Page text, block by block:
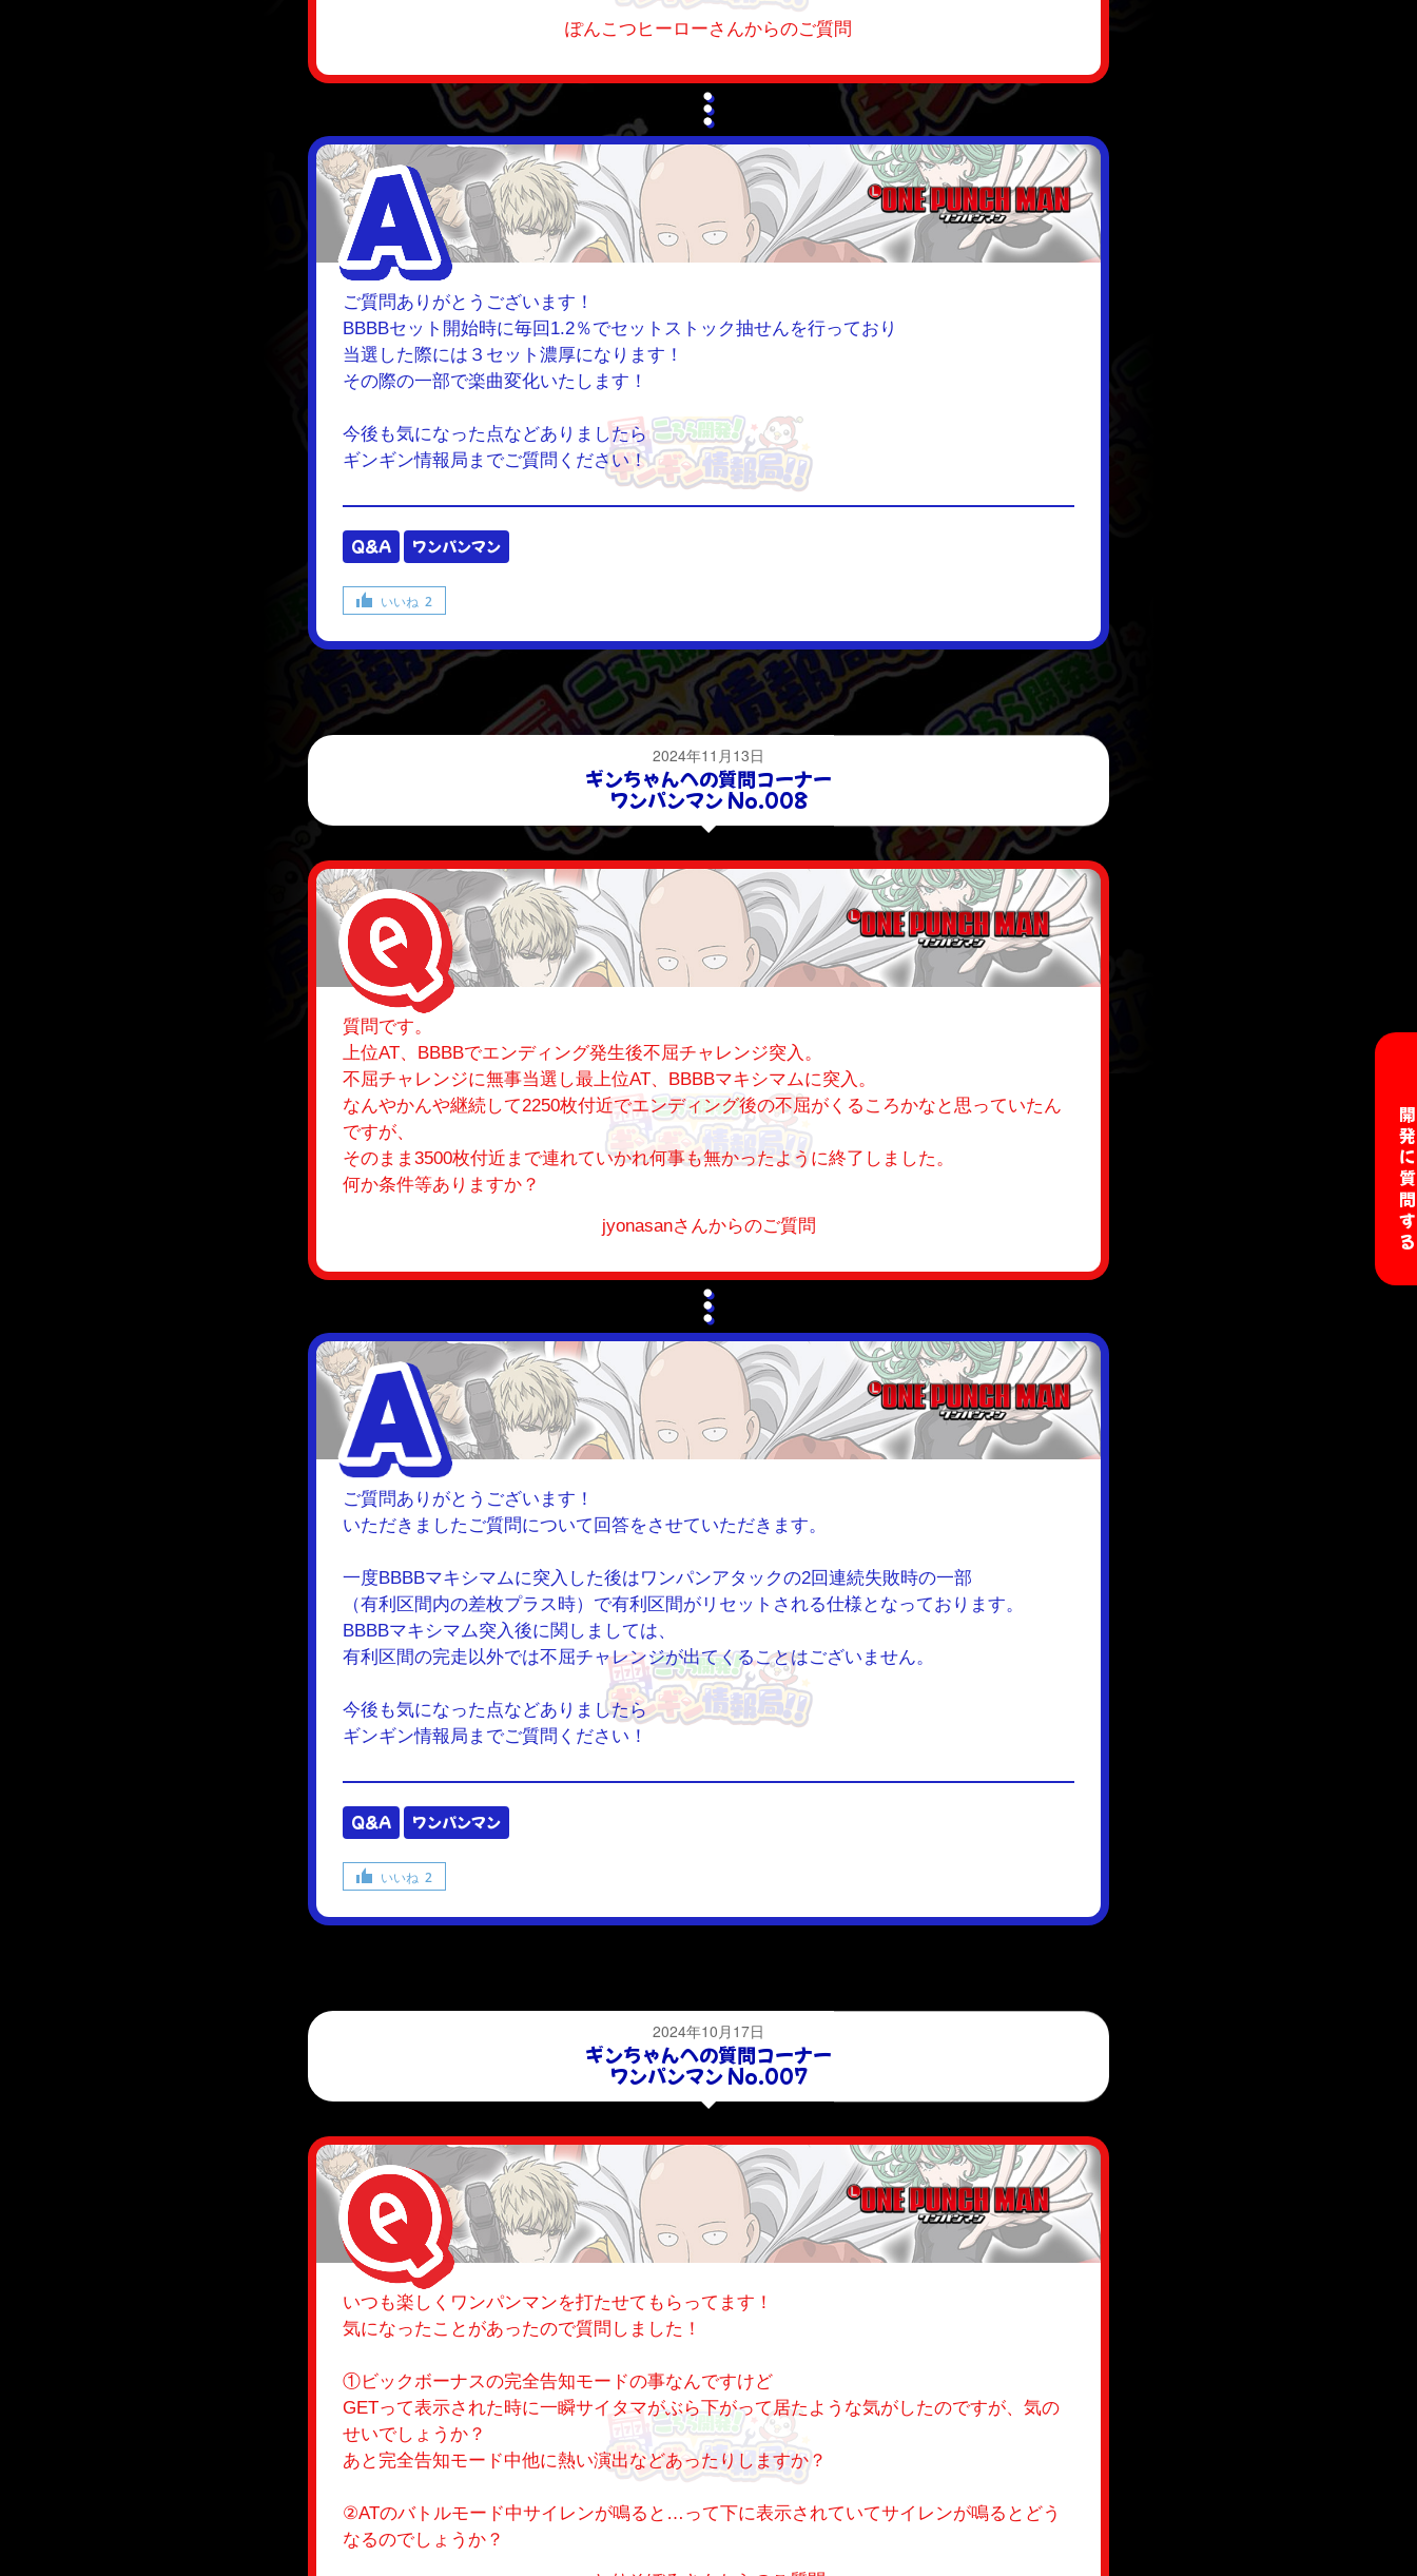
ぽんこつヒーローさんからのご質問
ご質問ありがとうございます！
BBBBセット開始時に毎回1.2％でセットストック抽せんを行っており
当選した際には３セット濃厚になります！
その際の一部で楽曲変化いたします！
今後も気になった点などありましたら
ギンギン情報局までご質問ください！
Q&A ワンパンマン
いいね 2
2024年11月13日
ギンちゃんへの質問コーナー
ワンパンマン No.008
質問です。
上位AT、BBBBでエンディング発生後不屈チャレンジ突入。
不屈チャレンジに無事当選し最上位AT、BBBBマキシマムに突入。
なんやかんや継続して2250枚付近でエンディング後の不屈がくるころかなと思っていたん
ですが、
そのまま3500枚付近まで連れていかれ何事も無かったように終了しました。
何か条件等ありますか？
jyonasanさんからのご質問
ご質問ありがとうございます！
いただきましたご質問について回答をさせていただきます。
一度BBBBマキシマムに突入した後はワンパンアタックの2回連続失敗時の一部
（有利区間内の差枚プラス時）で有利区間がリセットされる仕様となっております。
BBBBマキシマム突入後に関しましては、
有利区間の完走以外では不屈チャレンジが出てくることはございません。
今後も気になった点などありましたら
ギンギン情報局までご質問ください！
Q&A ワンパンマン
いいね 2
2024年10月17日
ギンちゃんへの質問コーナー
ワンパンマン No.007
いつも楽しくワンパンマンを打たせてもらってます！
気になったことがあったので質問しました！
①ビックボーナスの完全告知モードの事なんですけど
GETって表示された時に一瞬サイタマがぶら下がって居たような気がしたのですが、気の
せいでしょうか？
あと完全告知モード中他に熱い演出などあったりしますか？
②ATのバトルモード中サイレンが鳴ると…って下に表示されていてサイレンが鳴るとどう
なるのでしょうか？
開発に